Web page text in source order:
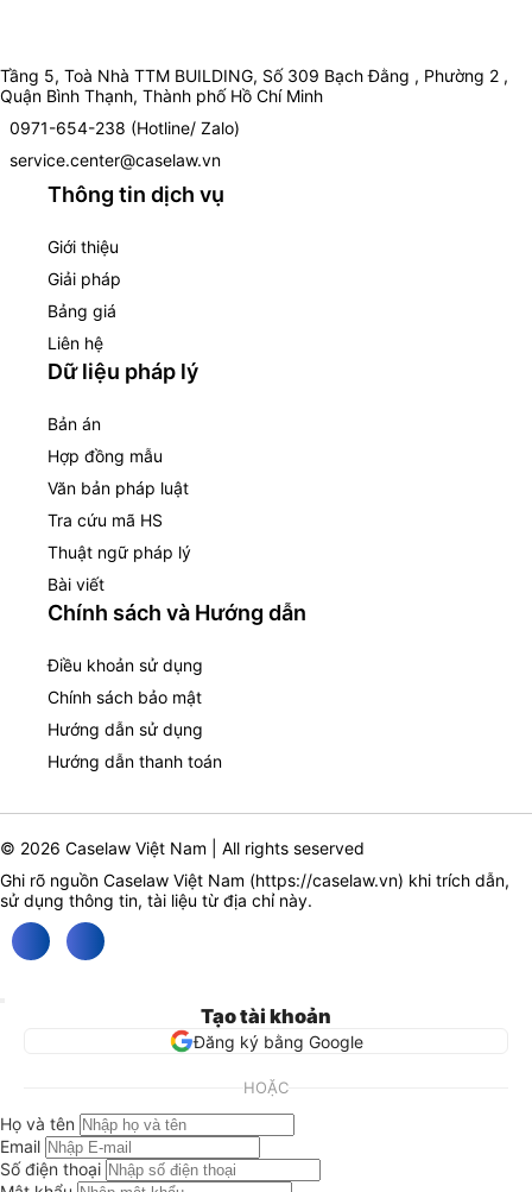
Tầng 5, Toà Nhà TTM BUILDING, Số 309 Bạch Đằng , Phường 2 ,
Quận Bình Thạnh, Thành phố Hồ Chí Minh
0971-654-238 (Hotline/ Zalo)
service.center@caselaw.vn
Thông tin dịch vụ
Giới thiệu
Giải pháp
Bảng giá
Liên hệ
Dữ liệu pháp lý
Bản án
Hợp đồng mẫu
Văn bản pháp luật
Tra cứu mã HS
Thuật ngữ pháp lý
Bài viết
Chính sách và Hướng dẫn
Điều khoản sử dụng
Chính sách bảo mật
Hướng dẫn sử dụng
Hướng dẫn thanh toán
© 2026 Caselaw Việt Nam | All rights seserved
Ghi rõ nguồn Caselaw Việt Nam (https://caselaw.vn) khi trích dẫn,
sử dụng thông tin, tài liệu từ địa chỉ này.
Tạo tài khoản
Đăng ký bằng Google
HOẶC
Họ và tên
Email
Số điện thoại